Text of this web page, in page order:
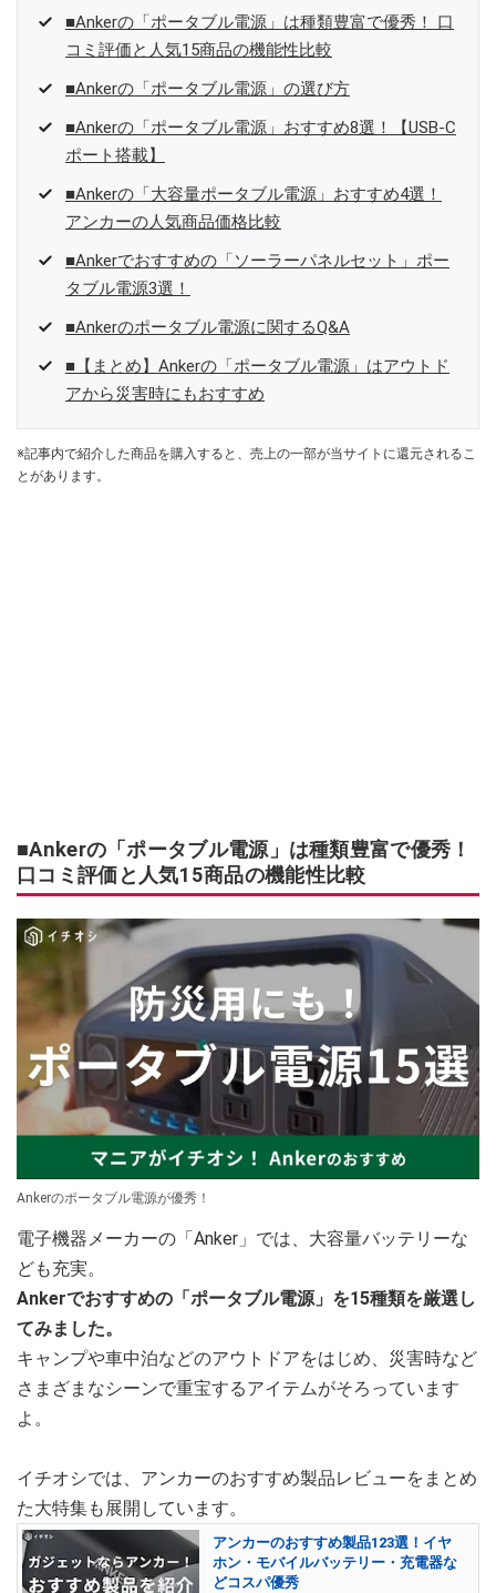
■Ankerの「ポータブル電源」は種類豊富で優秀！ 口
コミ評価と人気15商品の機能性比較
■Ankerの「ポータブル電源」の選び方
■Ankerの「ポータブル電源」おすすめ8選！【USB-C
ポート搭載】
■Ankerの「大容量ポータブル電源」おすすめ4選！
アンカーの人気商品価格比較
■Ankerでおすすめの「ソーラーパネルセット」ポー
タブル電源3選！
■Ankerのポータブル電源に関するQ&A
■【まとめ】Ankerの「ポータブル電源」はアウトド
アから災害時にもおすすめ
※記事内で紹介した商品を購入すると、売上の一部が当サイトに還元されるこ
とがあります。
■Ankerの「ポータブル電源」は種類豊富で優秀！
口コミ評価と人気15商品の機能性比較
Ankerのポータブル電源が優秀！
電子機器メーカーの「Anker」では、大容量バッテリーな
ども充実。
Ankerでおすすめの「ポータブル電源」を15種類を厳選し
てみました。
キャンプや車中泊などのアウトドアをはじめ、災害時など
さまざまなシーンで重宝するアイテムがそろっています
よ。
イチオシでは、アンカーのおすすめ製品レビューをまとめ
た大特集も展開しています。
アンカーのおすすめ製品123選！イヤ
ホン・モバイルバッテリー・充電器な
どコスパ優秀